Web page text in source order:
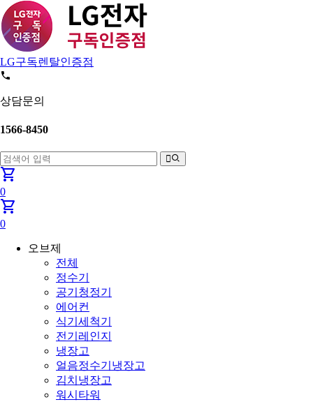
LG구독렌탈인증점
상담문의
1566-8450
shopping_cart
0
shopping_cart
0
오브제
전체
정수기
공기청정기
에어컨
식기세척기
전기레인지
냉장고
얼음정수기냉장고
김치냉장고
워시타워